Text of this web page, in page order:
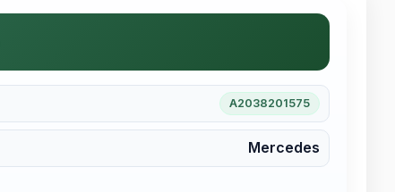
A2038201575
Mercedes